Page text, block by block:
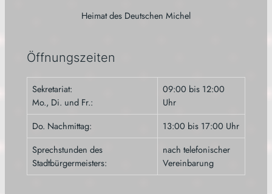
Heimat des Deutschen Michel
Öffnungszeiten
Sekretariat:
Mo., Di. und Fr.:
09:00 bis 12:00
Uhr
Do. Nachmittag:
13:00 bis 17:00 Uhr
Sprechstunden des
Stadtbürgermeisters:
nach telefonischer
Vereinbarung